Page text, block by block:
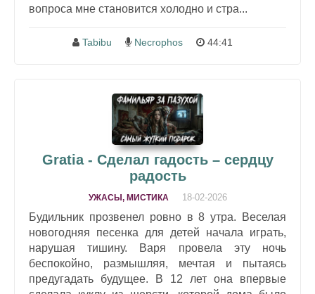
вопроса мне становится холодно и стра...
Tabibu Necrophos 44:41
Gratia - Сделал гадость – сердцу
радость
УЖАСЫ, МИСТИКА 18-02-2026
Будильник прозвенел ровно в 8 утра. Веселая
новогодняя песенка для детей начала играть,
нарушая тишину. Варя провела эту ночь
беспокойно, размышляя, мечтая и пытаясь
предугадать будущее. В 12 лет она впервые